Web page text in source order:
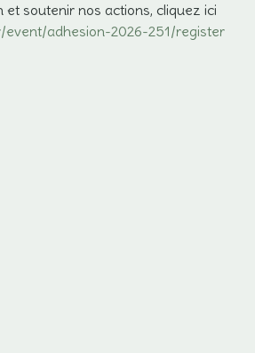
soutenir nos actions, cliquez ici
event/adhesion-2026-251/register